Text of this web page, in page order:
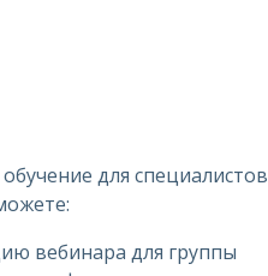
для специалистов
вебинара для группы